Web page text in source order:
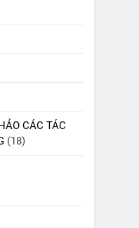
CÁC TÁC
(18)